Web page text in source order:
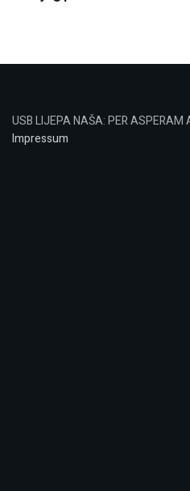
USB LIJEPA NAŠA: PER ASPERAM
Impressum